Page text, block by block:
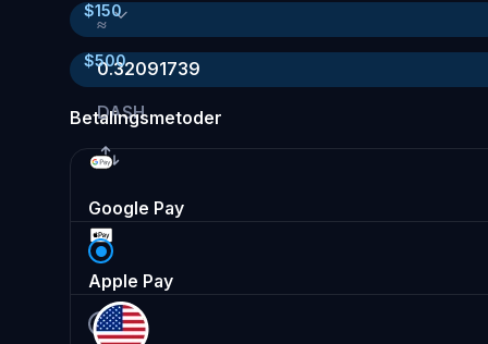
≈
0.32091739
DASH
$150
$500
Betalingsmetoder
Google Pay
Apple Pay